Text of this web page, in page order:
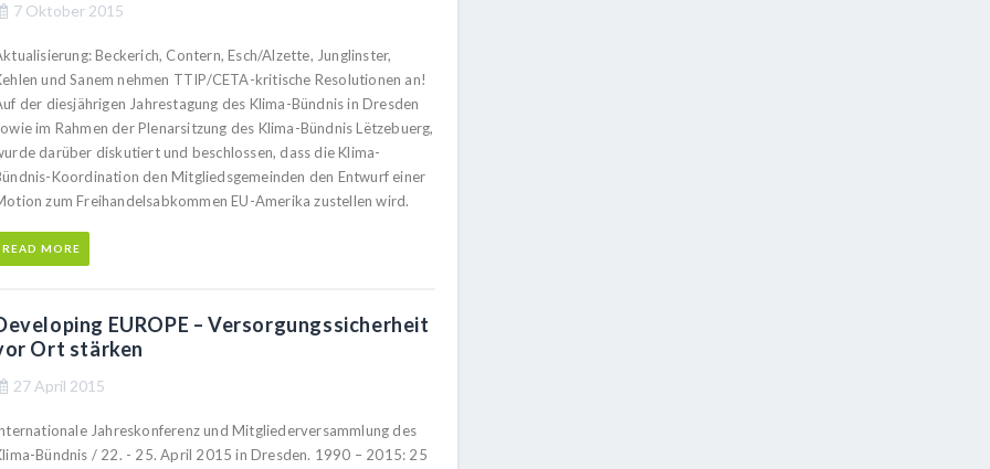
7 Oktober 2015
Beckerich, Contern, Esch/Alzette, Junglinster,
und Sanem nehmen TTIP/CETA-kritische Resolutionen an!
der diesjährigen Jahrestagung des Klima-Bündnis in Dresden
im Rahmen der Plenarsitzung des Klima-Bündnis Lëtzebuerg,
darüber diskutiert und beschlossen, dass die Klima-
Koordination den Mitgliedsgemeinden den Entwurf einer
zum Freihandelsabkommen EU-Amerika zustellen wird.
READ MORE
EUROPE – Versorgungssicherheit
Ort stärken
27 April 2015
Jahreskonferenz und Mitgliederversammlung des
Bündnis / 22. - 25. April 2015 in Dresden. 1990 – 2015: 25